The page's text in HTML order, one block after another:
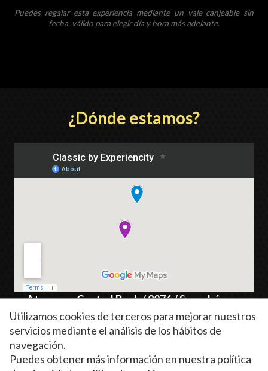
Puedes regalar esta experiencia mediante un vale canjeable sin
fecha, válido para elegir día y hora más adelante.
¿Dónde estamos?
Atraco en Central Bank / 2076 / Superhéroes
Calle Salvador Almenar, 4 (Valencia)
Política de privacidadPolítica de cookies
Utilizamos cookies de terceros para mejorar nuestros
servicios mediante el análisis de los hábitos de
navegación.
Puedes obtener más información en nuestra política